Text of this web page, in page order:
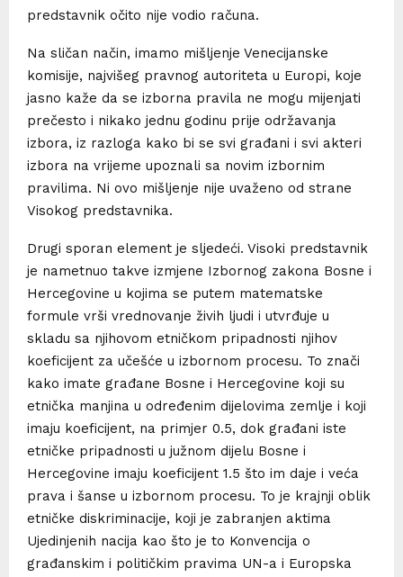
predstavnik očito nije vodio računa.
Na sličan način, imamo mišljenje Venecijanske
komisije, najvišeg pravnog autoriteta u Europi, koje
jasno kaže da se izborna pravila ne mogu mijenjati
prečesto i nikako jednu godinu prije održavanja
izbora, iz razloga kako bi se svi građani i svi akteri
izbora na vrijeme upoznali sa novim izbornim
pravilima. Ni ovo mišljenje nije uvaženo od strane
Visokog predstavnika.
Drugi sporan element je sljedeći. Visoki predstavnik
je nametnuo takve izmjene Izbornog zakona Bosne i
Hercegovine u kojima se putem matematske
formule vrši vrednovanje živih ljudi i utvrđuje u
skladu sa njihovom etničkom pripadnosti njihov
koeficijent za učešće u izbornom procesu. To znači
kako imate građane Bosne i Hercegovine koji su
etnička manjina u određenim dijelovima zemlje i koji
imaju koeficijent, na primjer 0.5, dok građani iste
etničke pripadnosti u južnom dijelu Bosne i
Hercegovine imaju koeficijent 1.5 što im daje i veća
prava i šanse u izbornom procesu. To je krajnji oblik
etničke diskriminacije, koji je zabranjen aktima
Ujedinjenih nacija kao što je to Konvencija o
građanskim i političkim pravima UN-a i Europska